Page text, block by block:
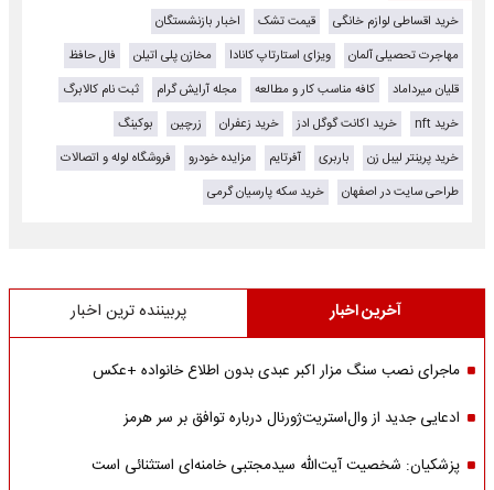
خرید اقساطی لوازم خانگی قیمت تشک
اخبار بازنشستگان
مهاجرت تحصیلی آلمان
ویزای استارتاپ کانادا مخازن پلی اتیلن
فال حافظ
قلیان میرداماد
کافه مناسب کار و مطالعه مجله آرایش گرام
ثبت نام کالابرگ
خرید nft
خرید اکانت گوگل ادز خرید زعفران زرچین
بوکینگ
خرید پرینتر لیبل زن
باربری آفرتایم مزایده خودرو
فروشگاه لوله و اتصالات
طراحی سایت در اصفهان
خرید سکه پارسیان گرمی
آخرین اخبار پربیننده ترین اخبار
ماجرای نصب سنگ مزار اکبر عبدی بدون اطلاع خانواده +عکس
ادعایی جدید از وال‌استریت‌ژورنال درباره توافق بر سر هرمز
پزشکیان: شخصیت آیت‌الله سیدمجتبی خامنه‌ای استثنائی است